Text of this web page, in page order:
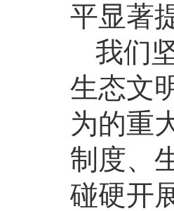
平显著
我们
生态文
为的重
制度、
碰硬开